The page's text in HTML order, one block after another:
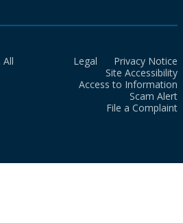
Legal
Privacy Notice
Site Accessibility
Access to Information
Scam Alert
File a Complaint